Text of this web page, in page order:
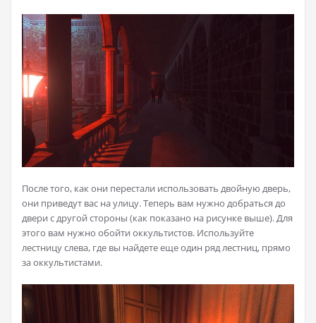
После того, как они перестали использовать двойную дверь,
они приведут вас на улицу. Теперь вам нужно добраться до
двери с другой стороны (как показано на рисунке выше). Для
этого вам нужно обойти оккультистов. Используйте
лестницу слева, где вы найдете еще один ряд лестниц, прямо
за оккультистами.